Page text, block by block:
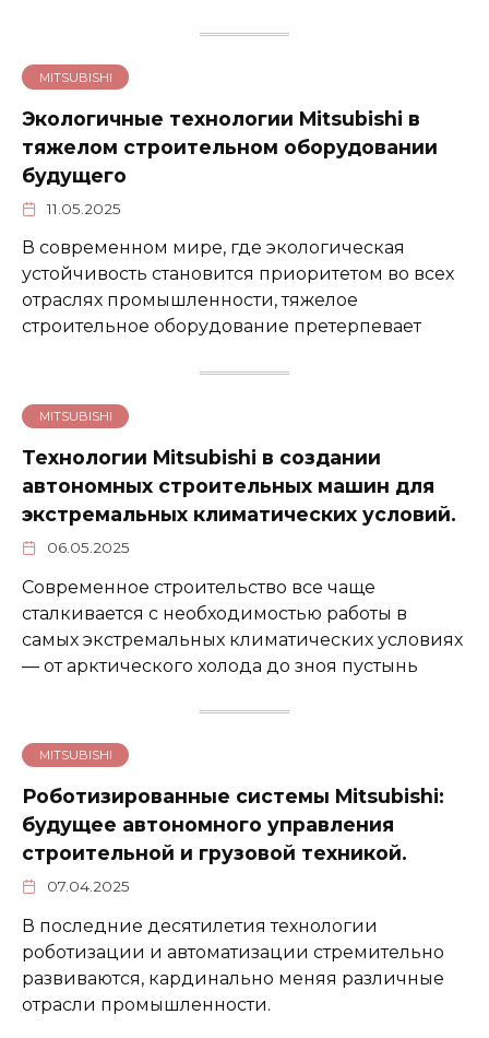
MITSUBISHI
Экологичные технологии Mitsubishi в
тяжелом строительном оборудовании
будущего
11.05.2025
В современном мире, где экологическая
устойчивость становится приоритетом во всех
отраслях промышленности, тяжелое
строительное оборудование претерпевает
MITSUBISHI
Технологии Mitsubishi в создании
автономных строительных машин для
экстремальных климатических условий.
06.05.2025
Современное строительство все чаще
сталкивается с необходимостью работы в
самых экстремальных климатических условиях
— от арктического холода до зноя пустынь
MITSUBISHI
Роботизированные системы Mitsubishi:
будущее автономного управления
строительной и грузовой техникой.
07.04.2025
В последние десятилетия технологии
роботизации и автоматизации стремительно
развиваются, кардинально меняя различные
отрасли промышленности.